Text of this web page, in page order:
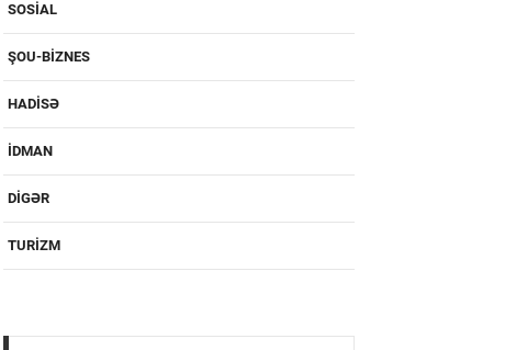
SOSIAL
ŞOU-BIZNES
HADISƏ
IDMAN
DIGƏR
TURIZM